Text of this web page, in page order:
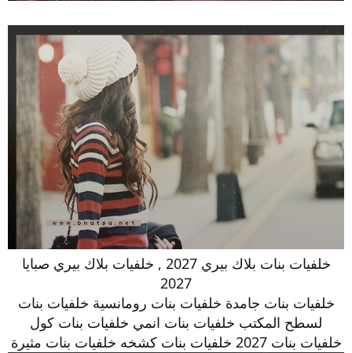
خلفيات بنات بلاك بيري 2027 , خلفيات بلاك بيري صبايا
2027
خلفيات بنات جامدة خلفيات بنات رومانسية خلفيات بنات
لسطح المكتب خلفيات بنات انمي خلفيات بنات كول
خلفيات بنات 2027 خلفيات بنات كشخه خلفيات بنات مثيرة